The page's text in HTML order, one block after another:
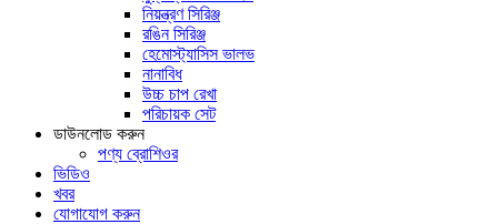
নিয়ন্ত্রণ সিরিঞ্জ
রঙিন সিরিঞ্জ
হেমোস্ট্যাসিস ভালভ
নানাবিধ
উচ্চ চাপ রেখা
পরিচায়ক সেট
ডাউনলোড করুন
পণ্য ব্রোশিওর
ভিডিও
খবর
যোগাযোগ করুন